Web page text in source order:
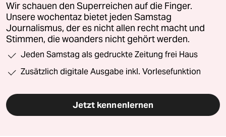
Wir schauen den Superreichen auf die Finger.
Unsere wochentaz bietet jeden Samstag
Journalismus, der es nicht allen recht macht und
Stimmen, die woanders nicht gehört werden.
Jeden Samstag als gedruckte Zeitung frei Haus
Zusätzlich digitale Ausgabe inkl. Vorlesefunktion
Jetzt kennenlernen